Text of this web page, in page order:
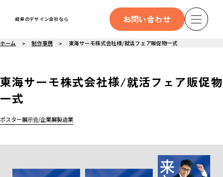
岐阜のデザイン会社なら お問い合わせ
ホーム 制作事例 東海サーモ株式会社様/就活フェア販促物一式
東海サーモ株式会社様/就活フェア販促物
一式
ポスター展示会/企業展製造業